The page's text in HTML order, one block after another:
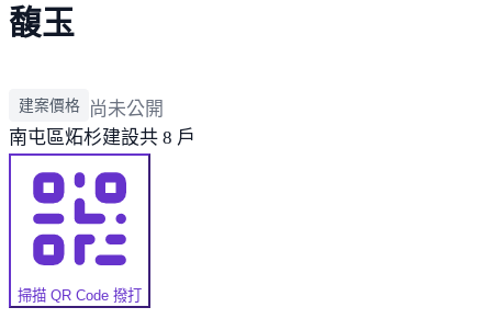
馥玉
建案價格
尚未公開
南屯區炻杉建設共 8 戶
掃描 QR Code 撥打